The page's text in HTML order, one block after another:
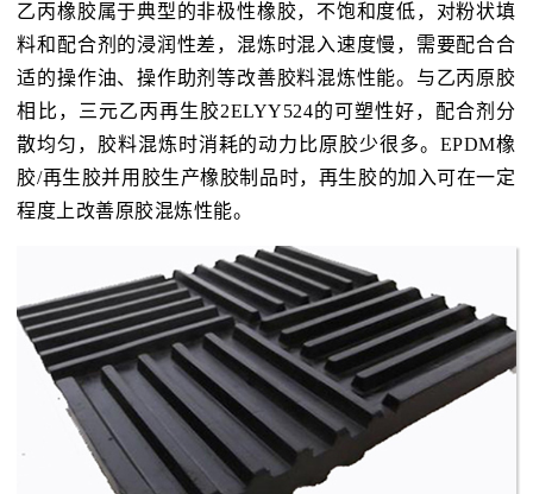
乙丙橡胶属于典型的非极性橡胶，不饱和度低，对粉状填
料和配合剂的浸润性差，混炼时混入速度慢，需要配合合
适的操作油、操作助剂等改善胶料混炼性能。与乙丙原胶
相比，三元乙丙再生胶2ELYY524的可塑性好，配合剂分
散均匀，胶料混炼时消耗的动力比原胶少很多。EPDM橡
胶/再生胶并用胶生产橡胶制品时，再生胶的加入可在一定
程度上改善原胶混炼性能。